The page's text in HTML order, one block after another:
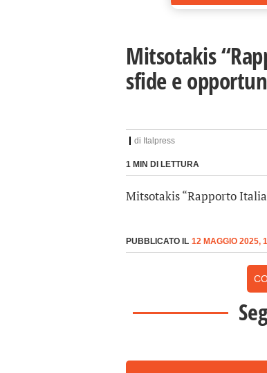
Mitsotakis
sfide e
di Italpress
1 MIN DI LETTURA
Mitsotakis “Rapporto
PUBBLICATO IL 12 MAGGIO 2025,